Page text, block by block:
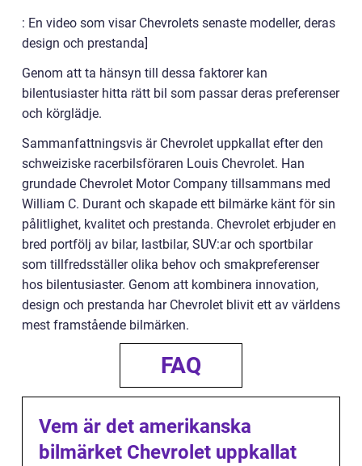
: En video som visar Chevrolets senaste modeller, deras
design och prestanda]
Genom att ta hänsyn till dessa faktorer kan
bilentusiaster hitta rätt bil som passar deras preferenser
och körglädje.
Sammanfattningsvis är Chevrolet uppkallat efter den
schweiziske racerbilsföraren Louis Chevrolet. Han
grundade Chevrolet Motor Company tillsammans med
William C. Durant och skapade ett bilmärke känt för sin
pålitlighet, kvalitet och prestanda. Chevrolet erbjuder en
bred portfölj av bilar, lastbilar, SUV:ar och sportbilar
som tillfredsställer olika behov och smakpreferenser
hos bilentusiaster. Genom att kombinera innovation,
design och prestanda har Chevrolet blivit ett av världens
mest framstående bilmärken.
FAQ
Vem är det amerikanska
bilmärket Chevrolet uppkallat